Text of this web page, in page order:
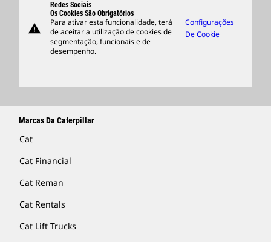
Suporte
Merchandise
Encontrar Um Revendedor
warning
Redes Sociais
Os Cookies São Obrigatórios
Para ativar esta funcionalidade, terá
de aceitar a utilização de cookies de
segmentação, funcionais e de
desempenho.
Configurações
De Cookie
Marcas Da Caterpillar
Cat
Cat Financial
Cat Reman
Cat Rentals
Cat Lift Trucks